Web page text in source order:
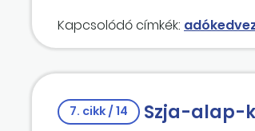
Kapcsolódó címkék:
7. cikk / 14 Szja-alap-